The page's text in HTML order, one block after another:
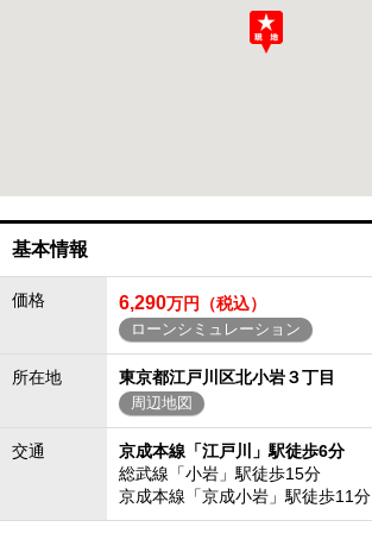
基本情報
価格 6,290万円（税込）
ローンシミュレーション
所在地 東京都江戸川区北小岩３丁目
周辺地図
交通
京成本線「江戸川」駅徒歩6分
総武線「小岩」駅徒歩15分
京成本線「京成小岩」駅徒歩11分